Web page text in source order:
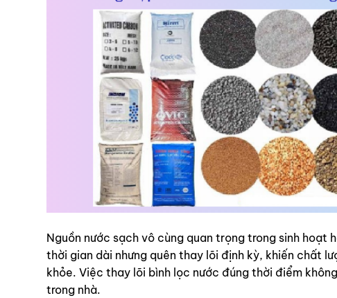
Nguồn nước sạch vô cùng quan trọng trong sinh hoạt
thời gian dài nhưng quên thay lõi định kỳ, khiến chất
khỏe. Việc thay lõi bình lọc nước đúng thời điểm
trong nhà.